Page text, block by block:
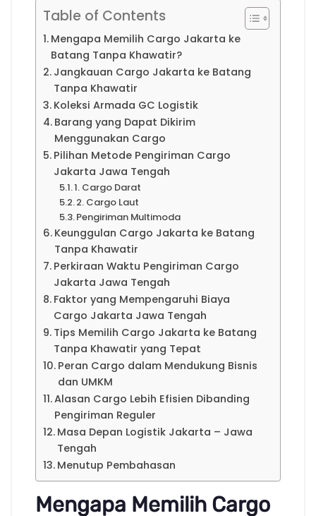
Table of Contents
Mengapa Memilih Cargo Jakarta ke
Batang Tanpa Khawatir?
Jangkauan Cargo Jakarta ke Batang
Tanpa Khawatir
Koleksi Armada GC Logistik
Barang yang Dapat Dikirim
Menggunakan Cargo
Pilihan Metode Pengiriman Cargo
Jakarta Jawa Tengah
1. Cargo Darat
2. Cargo Laut
Pengiriman Multimoda
Keunggulan Cargo Jakarta ke Batang
Tanpa Khawatir
Perkiraan Waktu Pengiriman Cargo
Jakarta Jawa Tengah
Faktor yang Mempengaruhi Biaya
Cargo Jakarta Jawa Tengah
Tips Memilih Cargo Jakarta ke Batang
Tanpa Khawatir yang Tepat
Peran Cargo dalam Mendukung Bisnis
dan UMKM
Alasan Cargo Lebih Efisien Dibanding
Pengiriman Reguler
Masa Depan Logistik Jakarta – Jawa
Tengah
Menutup Pembahasan
Mengapa Memilih Cargo